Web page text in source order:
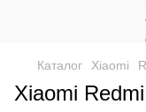
Каталог Xiaomi
Xiaomi